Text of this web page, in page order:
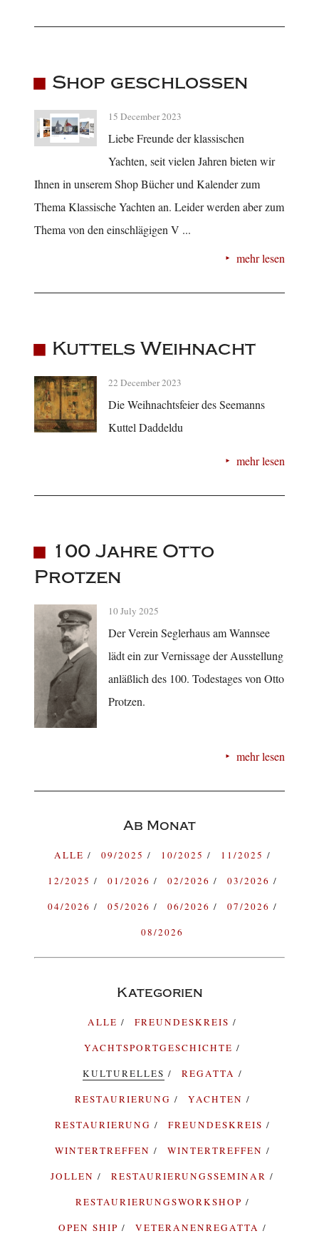
Shop geschlossen
15 December 2023
Liebe Freunde der klassischen
Yachten, seit vielen Jahren bieten wir
Ihnen in unserem Shop Bücher und Kalender zum
Thema Klassische Yachten an. Leider werden aber zum
Thema von den einschlägigen V ...
mehr lesen
Kuttels Weihnacht
22 December 2023
Die Weihnachtsfeier des Seemanns
Kuttel Daddeldu
mehr lesen
100 Jahre Otto
Protzen
10 July 2025
Der Verein Seglerhaus am Wannsee
lädt ein zur Vernissage der Ausstellung
anläßlich des 100. Todestages von Otto
Protzen.
mehr lesen
Ab Monat
ALLE 09/2025 10/2025
11/2025
12/2025
01/2026 02/2026
03/2026
04/2026
05/2026 06/2026
07/2026
08/2026
Kategorien
ALLE
FREUNDESKREIS
YACHTSPORTGESCHICHTE
KULTURELLES
REGATTA
RESTAURIERUNG
YACHTEN
RESTAURIERUNG
FREUNDESKREIS
WINTERTREFFEN
WINTERTREFFEN
JOLLEN
RESTAURIERUNGSSEMINAR
RESTAURIERUNGSWORKSHOP
OPEN SHIP
VETERANENREGATTA